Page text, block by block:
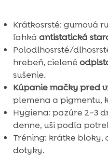
Krátkosrsté: gumová
ľahká antistatická
Polodlhosrsté/
hrebeň, cielené
sušenie.
Kúpanie mačky pred
plemena a pigmentu,
Hygiena: pazúre 2–3
denne, uši podľa
Tréning: krátke bloky,
dotyky.